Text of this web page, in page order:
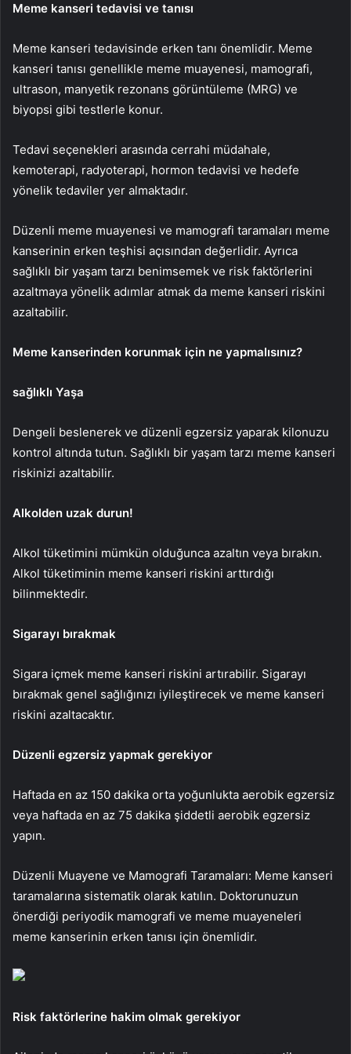
Meme kanseri tedavisi ve tanısı
Meme kanseri tedavisinde erken tanı önemlidir. Meme
kanseri tanısı genellikle meme muayenesi, mamografi,
ultrason, manyetik rezonans görüntüleme (MRG) ve
biyopsi gibi testlerle konur.
Tedavi seçenekleri arasında cerrahi müdahale,
kemoterapi, radyoterapi, hormon tedavisi ve hedefe
yönelik tedaviler yer almaktadır.
Düzenli meme muayenesi ve mamografi taramaları meme
kanserinin erken teşhisi açısından değerlidir. Ayrıca
sağlıklı bir yaşam tarzı benimsemek ve risk faktörlerini
azaltmaya yönelik adımlar atmak da meme kanseri riskini
azaltabilir.
Meme kanserinden korunmak için ne yapmalısınız?
sağlıklı Yaşa
Dengeli beslenerek ve düzenli egzersiz yaparak kilonuzu
kontrol altında tutun. Sağlıklı bir yaşam tarzı meme kanseri
riskinizi azaltabilir.
Alkolden uzak durun!
Alkol tüketimini mümkün olduğunca azaltın veya bırakın.
Alkol tüketiminin meme kanseri riskini arttırdığı
bilinmektedir.
Sigarayı bırakmak
Sigara içmek meme kanseri riskini artırabilir. Sigarayı
bırakmak genel sağlığınızı iyileştirecek ve meme kanseri
riskini azaltacaktır.
Düzenli egzersiz yapmak gerekiyor
Haftada en az 150 dakika orta yoğunlukta aerobik egzersiz
veya haftada en az 75 dakika şiddetli aerobik egzersiz
yapın.
Düzenli Muayene ve Mamografi Taramaları: Meme kanseri
taramalarına sistematik olarak katılın. Doktorunuzun
önerdiği periyodik mamografi ve meme muayeneleri
meme kanserinin erken tanısı için önemlidir.
Risk faktörlerine hakim olmak gerekiyor